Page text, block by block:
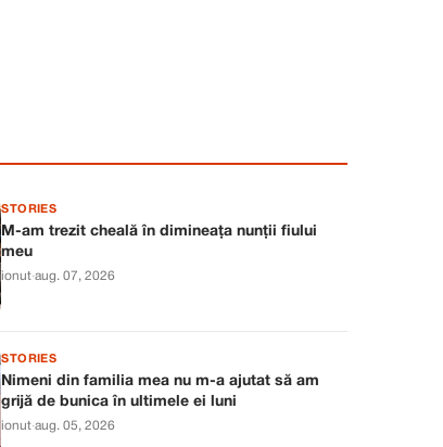
STORIES
M-am trezit cheală în dimineața nunții fiului
meu
ionut·aug. 07, 2026
STORIES
Nimeni din familia mea nu m-a ajutat să am
grijă de bunica în ultimele ei luni
ionut·aug. 05, 2026